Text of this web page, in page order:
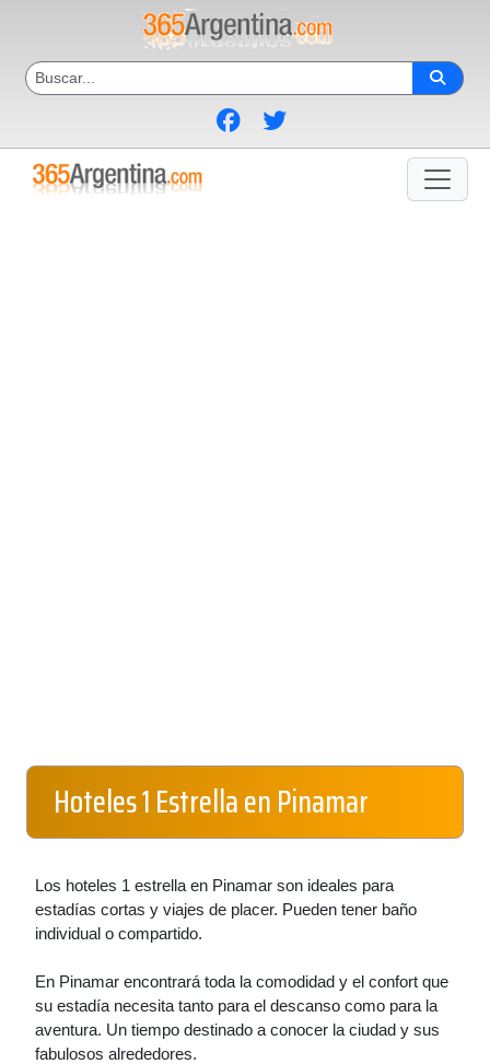
Hoteles 1 Estrella en Pinamar
Los hoteles 1 estrella en Pinamar son ideales para
estadías cortas y viajes de placer. Pueden tener baño
individual o compartido.
En Pinamar encontrará toda la comodidad y el confort que
su estadía necesita tanto para el descanso como para la
aventura. Un tiempo destinado a conocer la ciudad y sus
fabulosos alrededores.